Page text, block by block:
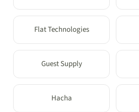
Flat Technologies
Guest Supply
Hacha